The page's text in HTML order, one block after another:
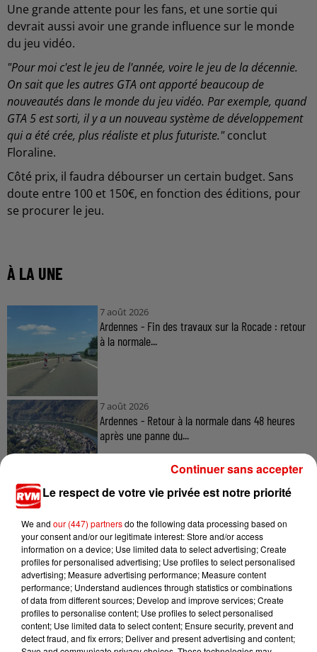
Une grande attente pour les fans, et une sortie qui
devrait aussi avoir une grande influence sur le monde
du jeu vidéo.
"Pour moi c'est le jeu de l'année, voire le jeu de la décennie.
On sait que les autres GTA ont apporté beaucoup de
nouveautés dans le monde du jeu vidéo. Par exemple, quand
GTA 5 est sorti, il y a un nouveau système de développement
qui a été crée, plus réaliste et plus futuriste."conclut
Floraline.
Côté prix, il faudra débourser un certain budget. Sans
doute entre 100 et 150€, en fonction des éditions, pour
se procurer le jeu.
À LA UNE
7 août 2026
Ardennes - Fin des travaux sur la Rocade : retour
à la normale...
7 août 2026
Ardennes - Retour à la normale dans 48 heures
après une panne du...
7 août 2026
retour de la canicule
7 août 2026
Ardennes - Woinic, le plus grand sanglier du
monde, fête ses 18 ans
Le respect de votre vie privée est notre priorité
We and our (447) partnersdo the following data processing based on
your consent and/or our legitimate interest: Store and/or access
information on a device; Use limited data to select advertising; Create
profiles for personalised advertising; Use profiles to select personalised
advertising; Measure advertising performance; Measure content
performance; Understand audiences through statistics or combinations
of data from different sources; Develop and improve services; Create
profiles to personalise content; Use profiles to select personalised
content; Use limited data to select content; Ensure security, prevent and
detect fraud, and fix errors; Deliver and present advertising and content;
Continuer sans accepter